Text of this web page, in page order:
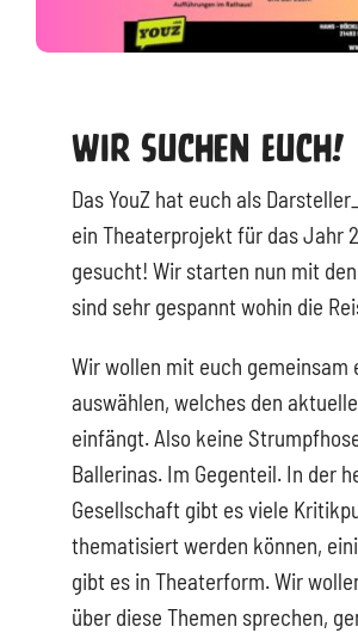
Wir Suchen Euch!
Das YouZ hat euch als
ein Theaterprojekt für das Jahr
gesucht! Wir starten nun mit
sind sehr gespannt wohin die
Wir wollen mit euch gemeinsam
auswählen, welches den
einfängt. Also keine
Ballerinas. Im Gegenteil. In der
Gesellschaft gibt es viele
thematisiert werden können,
gibt es in Theaterform. Wir
über diese Themen sprechen,